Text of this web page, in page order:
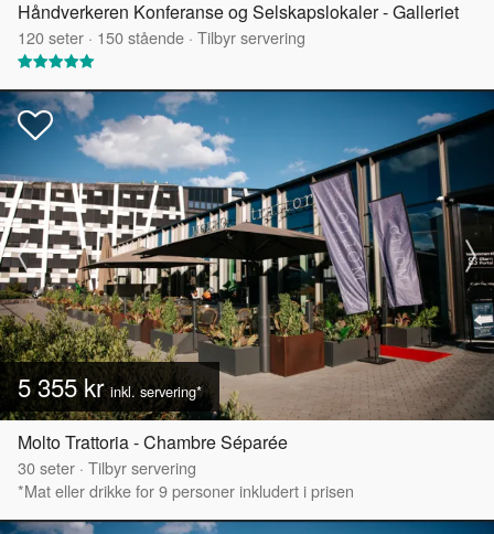
Håndverkeren Konferanse og Selskapslokaler - Galleriet
120seter · 150stående · Tilbyr servering
5 355 krinkl. servering*
Molto Trattoria - Chambre Séparée
30seter · Tilbyr servering
*Mat eller drikke for 9 personer inkludert i prisen